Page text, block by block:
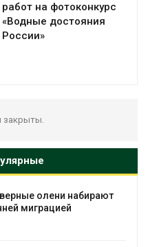
работ на фотоконкурс
«Водные достояния
России»
закрыты.
олени набирают
миграцией